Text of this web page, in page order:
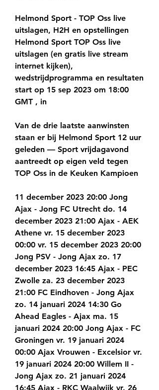
Helmond Sport - TOP Oss live
uitslagen, H2H en opstellingen
Helmond Sport TOP Oss live
uitslagen (en gratis live stream
internet kijken),
wedstrijdprogramma en resultaten
start op 15 sep 2023 om 18:00
GMT , in
Van de drie laatste aanwinsten
staan er bij Helmond Sport 12 uur
geleden — Sport vrijdagavond
aantreedt op eigen veld tegen
TOP Oss in de Keuken Kampioen
11 december 2023 20:00 Jong
Ajax - Jong FC Utrecht do. 14
december 2023 21:00 Ajax - AEK
Athene vr. 15 december 2023
00:00 vr. 15 december 2023 20:00
Jong PSV - Jong Ajax zo. 17
december 2023 16:45 Ajax - PEC
Zwolle za. 23 december 2023
21:00 FC Eindhoven - Jong Ajax
zo. 14 januari 2024 14:30 Go
Ahead Eagles - Ajax ma. 15
januari 2024 20:00 Jong Ajax - FC
Groningen vr. 19 januari 2024
00:00 Ajax Vrouwen - Excelsior vr.
19 januari 2024 20:00 Willem II -
Jong Ajax zo. 21 januari 2024
16:45 Ajax - RKC Waalwijk vr. 26